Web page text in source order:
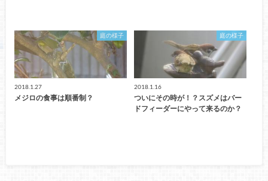
庭の様子
2018.1.27
メジロの食事は順番制？
庭の様子
2018.1.16
ついにその時が！？スズメはバー
ドフィーダーにやって来るのか？